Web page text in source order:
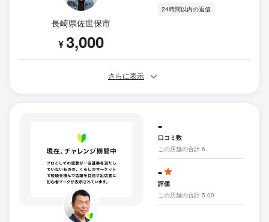
長崎県佐世保市
¥3,000
24時間以内の返信
さらに表示
-
口コミ数
この店舗の合計 6
-
評価
この店舗の合計 5.00